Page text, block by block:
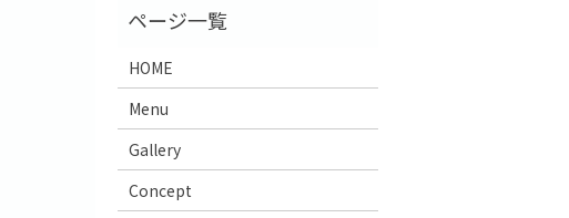
HOME
Menu
Gallery
Concept